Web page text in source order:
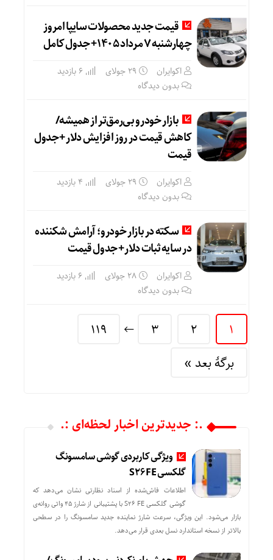
قیمت جدید محصولات سایپا امروز
چهارشنبه ۷ مرداد ۱۴۰۵+ جدول کامل
اکوایران 29 جولای
بدون دیدگاه
بازار خودرو بی‌رمق‌تر از همیشه/
کاهش قیمت در روز افزایش دلار +جدول
قیمت
اکوایران 29 جولای
بدون دیدگاه
سکته در بازار خودرو؛ آرامش شکننده
در سایه ثبات دلار+ جدول قیمت
اکوایران 28 جولای
بدون دیدگاه
1
2
3
119
برگهٔ بعد »
.: جدیدترین اخبار لحظه‌ای :.
ویژگی کاربردی گوشی سامسونگ
گلکسی S26 FE
اطلاعات فاش‌شده از اسناد نظارتی نشان می‌دهد که
گوشی گلکسی S26 FE با پشتیبانی از شارژ ۴۵ واتی روانه‌ی
بازار می‌شود. این ویژگی، سرعت شارژ نماینده‌ جدید سامسونگ را در سطحی
بالاتر از نسخه‌ استاندارد نسل بعدی قرار می‌دهد.